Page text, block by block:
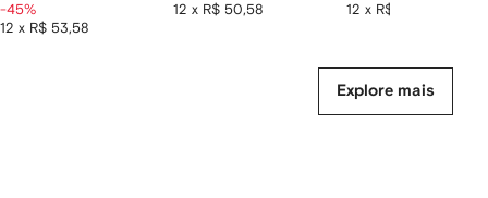
12 x R$ 53,58
-45% 12 x R$ 50,58 12 x R$ 111,58
Explore mais